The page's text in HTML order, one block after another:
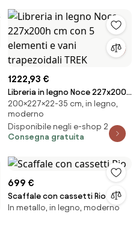
1222,93 €
Libreria in legno Noce 227x200h
cm con 5 elementi e vani
trapezoidali TREK
200×227×22-35 cm, in legno,
moderno
Disponibile negli e-shop 2
Consegna gratuita
699 €
Scaffale con cassetti Rio
In metallo, in legno, moderno